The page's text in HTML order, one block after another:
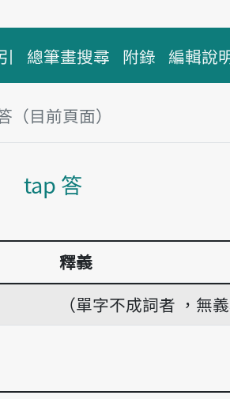
總筆畫搜尋 附錄 編輯說
（目前頁面）
tap 答
釋義
（單字不成詞者 ，無義